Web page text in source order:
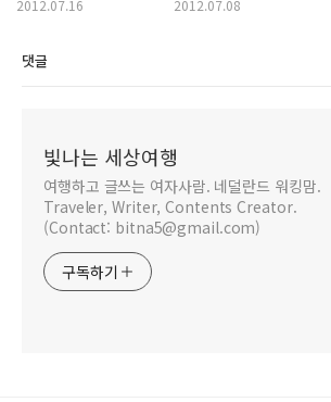
2012.07.16 2012.07.08
댓글
빛나는 세상여행
여행하고 글쓰는 여자사람. 네덜란드 워킹맘.
Traveler, Writer, Contents Creator.
(Contact: bitna5@gmail.com)
구독하기